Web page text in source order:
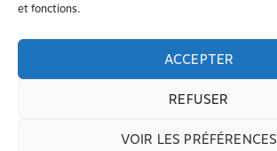
et fonctions.
ACCEPTER
REFUSER
VOIR LES PRÉFÉRENCES
© FAPEO 2026 – Tous droits